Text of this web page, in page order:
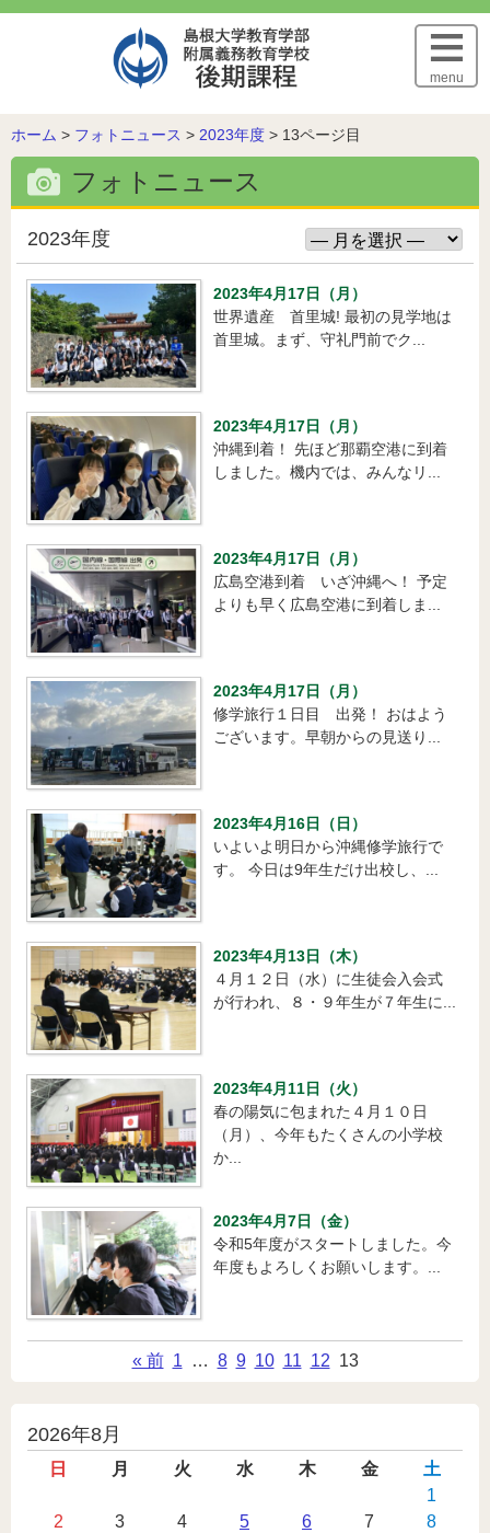
このページの本文へ
menu
こ
の
ー
ホーム > フォトニュース > 2023年度 > 13ページ目
フォトニュース
2023年度
2023年4月17日（月）
世界遺産 首里城! 最初の見学地は
首里城。まず、守礼門前でク...
2023年4月17日（月）
沖縄到着！ 先ほど那覇空港に到着
しました。機内では、みんなリ...
2023年4月17日（月）
広島空港到着 いざ沖縄へ！ 予定
よりも早く広島空港に到着しま...
2023年4月17日（月）
修学旅行１日目 出発！ おはよう
ございます。早朝からの見送り...
2023年4月16日（日）
いよいよ明日から沖縄修学旅行で
す。 今日は9年生だけ出校し、...
2023年4月13日（木）
４月１２日（水）に生徒会入会式
が行われ、８・９年生が７年生に...
2023年4月11日（火）
春の陽気に包まれた４月１０日
（月）、今年もたくさんの小学校
か...
2023年4月7日（金）
令和5年度がスタートしました。今
年度もよろしくお願いします。...
« 前 1 … 8 9 10 11 12 13
投
2026年8月
日 月 火 水 木 金
土
1
2
3 4 5 6 7
8